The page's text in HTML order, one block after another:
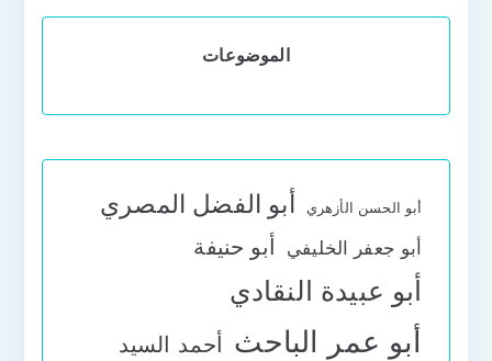
الموضوعات
أبو الحسن الأزهري أبو الفضل المصري
أبو جعفر الخليفي أبو حنيفة
أبو عبيدة النقادي
أبو عمر الباحث أحمد السيد